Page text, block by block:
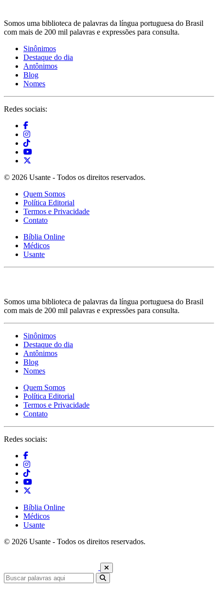
Somos uma biblioteca de palavras da língua portuguesa do Brasil
com mais de 200 mil palavras e expressões para consulta.
Sinônimos
Destaque do dia
Antônimos
Blog
Nomes
Redes sociais:
© 2026 Usante - Todos os direitos reservados.
Quem Somos
Política Editorial
Termos e Privacidade
Contato
Bíblia Online
Médicos
Usante
Somos uma biblioteca de palavras da língua portuguesa do Brasil
com mais de 200 mil palavras e expressões para consulta.
Sinônimos
Destaque do dia
Antônimos
Blog
Nomes
Quem Somos
Política Editorial
Termos e Privacidade
Contato
Redes sociais:
Bíblia Online
Médicos
Usante
© 2026 Usante - Todos os direitos reservados.